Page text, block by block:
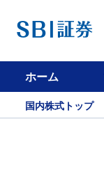
ホーム
国内株式トップ